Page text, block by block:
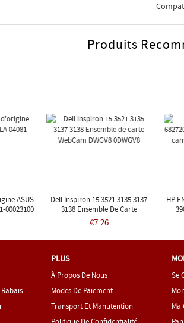
Produits
ASUS
00023100
Dell Inspiron 15 3521 3135 3137
3138 Ensemble De Carte
WebCam DWGV8 0DWGV8
€7.26
HP
PLUS
À Propos De Nous
Modes De Paiement
Transport Et Manutention
Se
Ma